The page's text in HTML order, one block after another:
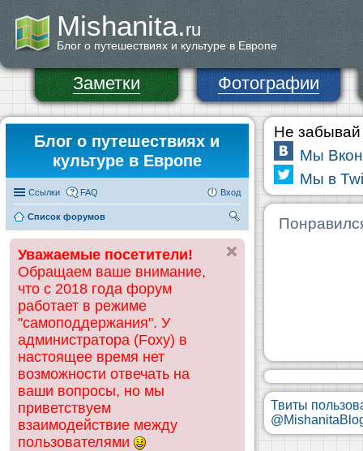
Mishanita.ru
Блог о путешествиях и культуре в Европе
Заметки Фотографии
Блог о путешествиях и
культуре в Европе
Ссылки FAQ Вход
Список форумов
ск
Уважаемые посетители!
Обращаем ваше внимание,
что с 2018 года форум
работает в режиме
"самоподдержания". У
администратора (Foxy) в
настоящее время нет
возможности отвечать на
ваши вопросы, но мы
приветствуем
взаимодействие между
пользователями
Не забывай
Мы
Мы в
Твиты